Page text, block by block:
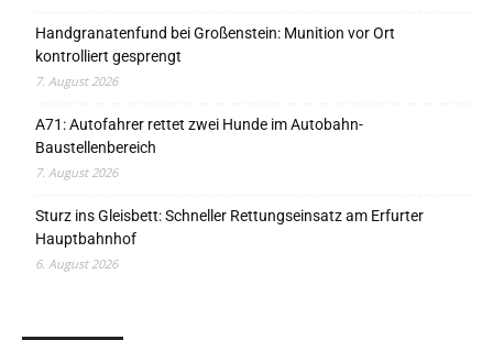
Handgranatenfund bei Großenstein: Munition vor Ort
kontrolliert gesprengt
7. August 2026
A71: Autofahrer rettet zwei Hunde im Autobahn-
Baustellenbereich
7. August 2026
Sturz ins Gleisbett: Schneller Rettungseinsatz am Erfurter
Hauptbahnhof
6. August 2026